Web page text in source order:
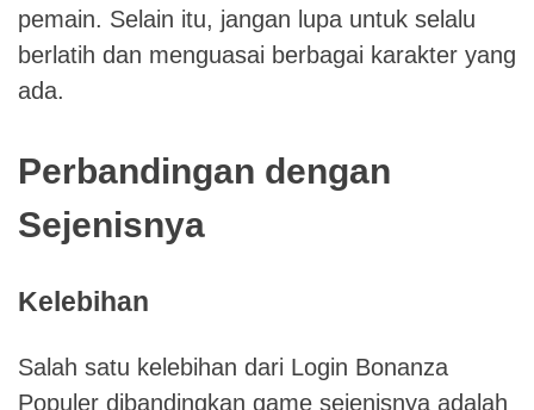
pemain. Selain itu, jangan lupa untuk selalu
berlatih dan menguasai berbagai karakter yang
ada.
Perbandingan dengan
Sejenisnya
Kelebihan
Salah satu kelebihan dari Login Bonanza
Populer dibandingkan game sejenisnya adalah